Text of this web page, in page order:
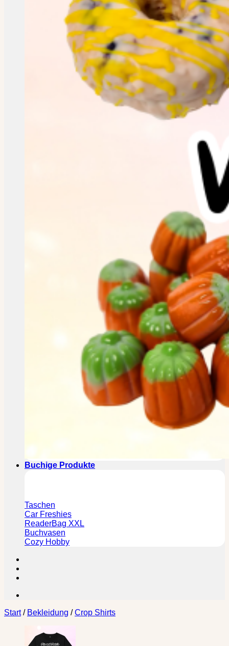
Buchige Produkte
Taschen
Car Freshies
ReaderBag XXL
Buchvasen
Cozy Hobby
Start / Bekleidung / Crop Shirts